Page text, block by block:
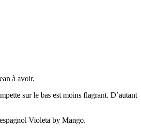
à avoir.
sur le bas est moins flagrant. D’autant
Violeta by Mango.